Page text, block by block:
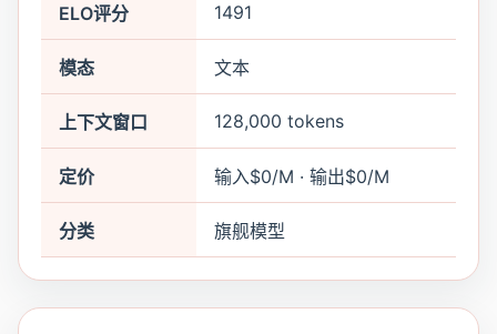
ELO评分 1491
模态 文本
上下文窗口 128,000 tokens
定价 输入$0/M · 输出$0/M
分类 旗舰模型